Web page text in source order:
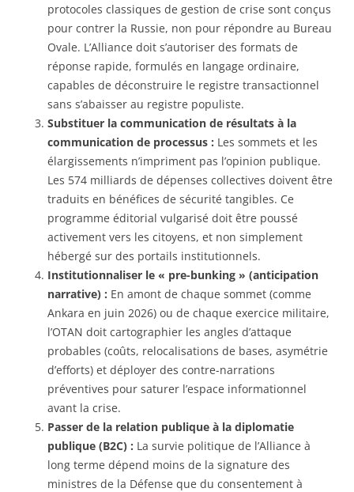
protocoles classiques de gestion de crise sont conçus
pour contrer la Russie, non pour répondre au Bureau
Ovale. L’Alliance doit s’autoriser des formats de
réponse rapide, formulés en langage ordinaire,
capables de déconstruire le registre transactionnel
sans s’abaisser au registre populiste.
Substituer la communication de résultats à la
communication de processus : Les sommets et les
élargissements n’impriment pas l’opinion publique.
Les 574 milliards de dépenses collectives doivent être
traduits en bénéfices de sécurité tangibles. Ce
programme éditorial vulgarisé doit être poussé
activement vers les citoyens, et non simplement
hébergé sur des portails institutionnels.
Institutionnaliser le « pre-bunking » (anticipation
narrative) : En amont de chaque sommet (comme
Ankara en juin 2026) ou de chaque exercice militaire,
l’OTAN doit cartographier les angles d’attaque
probables (coûts, relocalisations de bases, asymétrie
d’efforts) et déployer des contre-narrations
préventives pour saturer l’espace informationnel
avant la crise.
Passer de la relation publique à la diplomatie
publique (B2C) : La survie politique de l’Alliance à
long terme dépend moins de la signature des
ministres de la Défense que du consentement à